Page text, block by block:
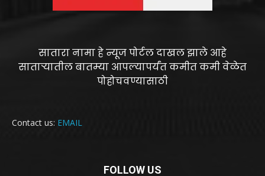
सातारा नामा हे न्यूज पोर्टल दाखल झाले आहे
साताऱ्यातील बातम्या आपल्यापर्यंत कमीत कमी वेळेत
पोहोचवण्यासाठी
Contact us: EMAIL
FOLLOW US